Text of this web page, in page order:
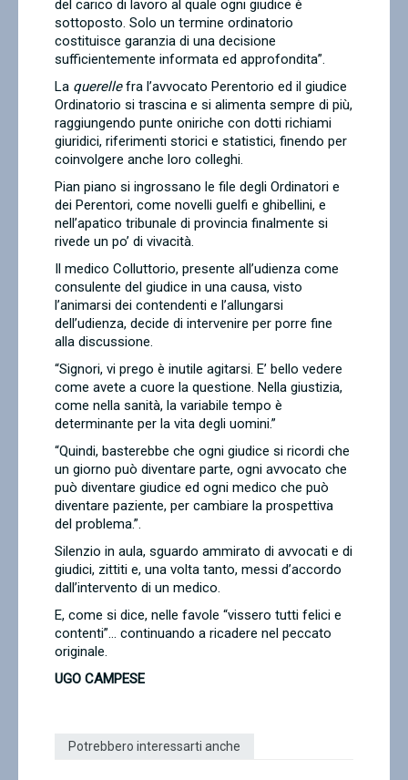
del carico di lavoro al quale ogni giudice è
sottoposto. Solo un termine ordinatorio
costituisce garanzia di una decisione
sufficientemente informata ed approfondita”.
La querellefra l’avvocato Perentorio ed il giudice
Ordinatorio si trascina e si alimenta sempre di più,
raggiungendo punte oniriche con dotti richiami
giuridici, riferimenti storici e statistici, finendo per
coinvolgere anche loro colleghi.
Pian piano si ingrossano le file degli Ordinatori e
dei Perentori, come novelli guelfi e ghibellini, e
nell’apatico tribunale di provincia finalmente si
rivede un po’ di vivacità.
Il medico Colluttorio, presente all’udienza come
consulente del giudice in una causa, visto
l’animarsi dei contendenti e l’allungarsi
dell’udienza, decide di intervenire per porre fine
alla discussione.
“Signori, vi prego è inutile agitarsi. E’ bello vedere
come avete a cuore la questione. Nella giustizia,
come nella sanità, la variabile tempo è
determinante per la vita degli uomini.”
“Quindi, basterebbe che ogni giudice si ricordi che
un giorno può diventare parte, ogni avvocato che
può diventare giudice ed ogni medico che può
diventare paziente, per cambiare la prospettiva
del problema.”.
Silenzio in aula, sguardo ammirato di avvocati e di
giudici, zittiti e, una volta tanto, messi d’accordo
dall’intervento di un medico.
E, come si dice, nelle favole “vissero tutti felici e
contenti”… continuando a ricadere nel peccato
originale.
UGO CAMPESE
Potrebbero interessarti anche